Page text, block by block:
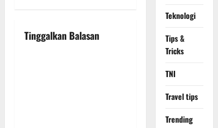
v
Tinggalkan Balasan
Teknologi
Tips &
Tricks
TNI
Travel tips
Trending